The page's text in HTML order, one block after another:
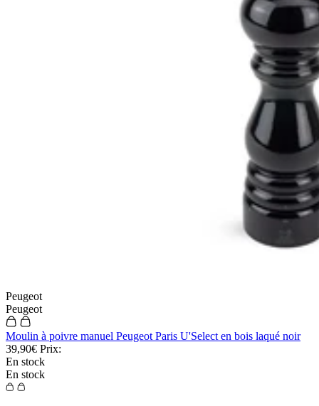
Peugeot
Peugeot
Moulin à poivre manuel Peugeot Paris U'Select en bois laqué noir
39,90€ Prix:
En stock
En stock